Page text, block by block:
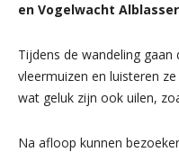
en Vogelwacht
Tijdens de wandeling
vleermuizen en luisteren
wat geluk zijn ook uilen,
Na afloop kunnen